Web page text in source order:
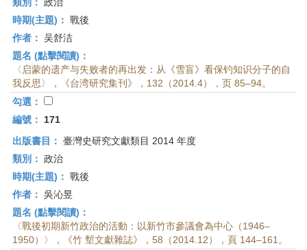
時期(主題)： 戰後
作者： 吴舒洁
題名 (點擊閱讀)：
〈启蒙的遗产与失败者的再出发：从《雪盲》看保钓知识分子的自
我反思〉，《台湾研究集刊》，132（2014.4），页 85–94。
勾選：
編號：
171
出版書目： 臺灣史研究文獻類目 2014 年度
類別： 政治
時期(主題)： 戰後
作者： 吳沁昱
題名 (點擊閱讀)：
〈戰後初期新竹政治的活動：以新竹市參議會為中心（1946–
1950）〉，《竹 塹文獻雜誌》，58（2014.12），頁 144–161。